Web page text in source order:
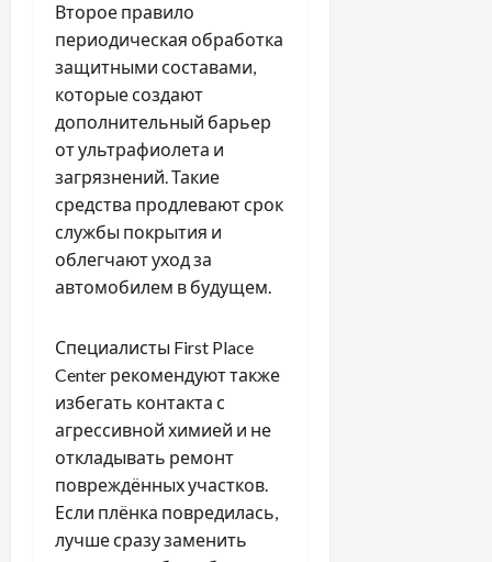
Второе правило
периодическая обработка
защитными составами,
которые создают
дополнительный барьер
от ультрафиолета и
загрязнений. Такие
средства продлевают срок
службы покрытия и
облегчают уход за
автомобилем в будущем.
Специалисты First Place
Center рекомендуют также
избегать контакта с
агрессивной химией и не
откладывать ремонт
повреждённых участков.
Если плёнка повредилась,
лучше сразу заменить